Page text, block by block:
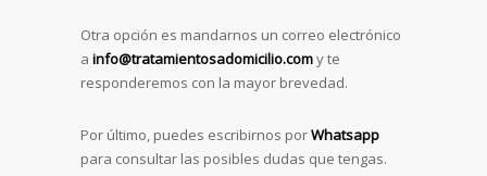
Otra opción es mandarnos un correo electrónico
a info@tratamientosadomicilio.comy te
responderemos con la mayor brevedad.
Por último, puedes escribirnos porWhatsapp
para consultar las posibles dudas que tengas.